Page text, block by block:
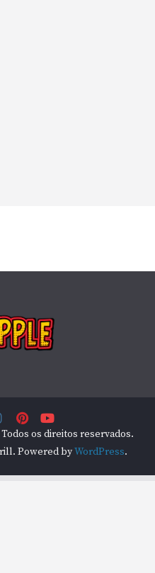
Todos os direitos reservados.
Powered byWordPress.